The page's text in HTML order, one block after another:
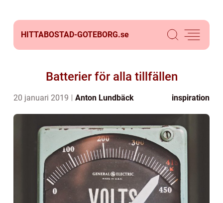
HITTABOSTAD-GOTEBORG.se
Batterier för alla tillfällen
20 januari 2019 Anton Lundbäck inspiration